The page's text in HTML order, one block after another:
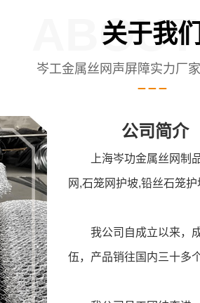
关于我们
ABOUT
岑工金属丝网声屏障实力厂家
公司简介
上海岑功金属丝网
网,石笼网护坡,铅丝石笼
我公司自成立以来，
伍，产品销往国内三十多